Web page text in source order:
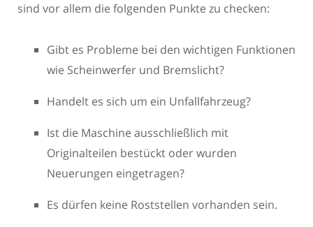
sind vor allem die folgenden Punkte zu checken:
Gibt es Probleme bei den wichtigen Funktionen
wie Scheinwerfer und Bremslicht?
Handelt es sich um ein Unfallfahrzeug?
Ist die Maschine ausschließlich mit
Originalteilen bestückt oder wurden
Neuerungen eingetragen?
Es dürfen keine Roststellen vorhanden sein.